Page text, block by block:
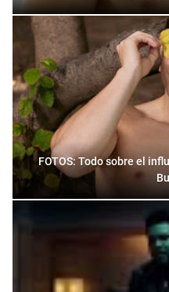
FOTOS: Todo sobre el